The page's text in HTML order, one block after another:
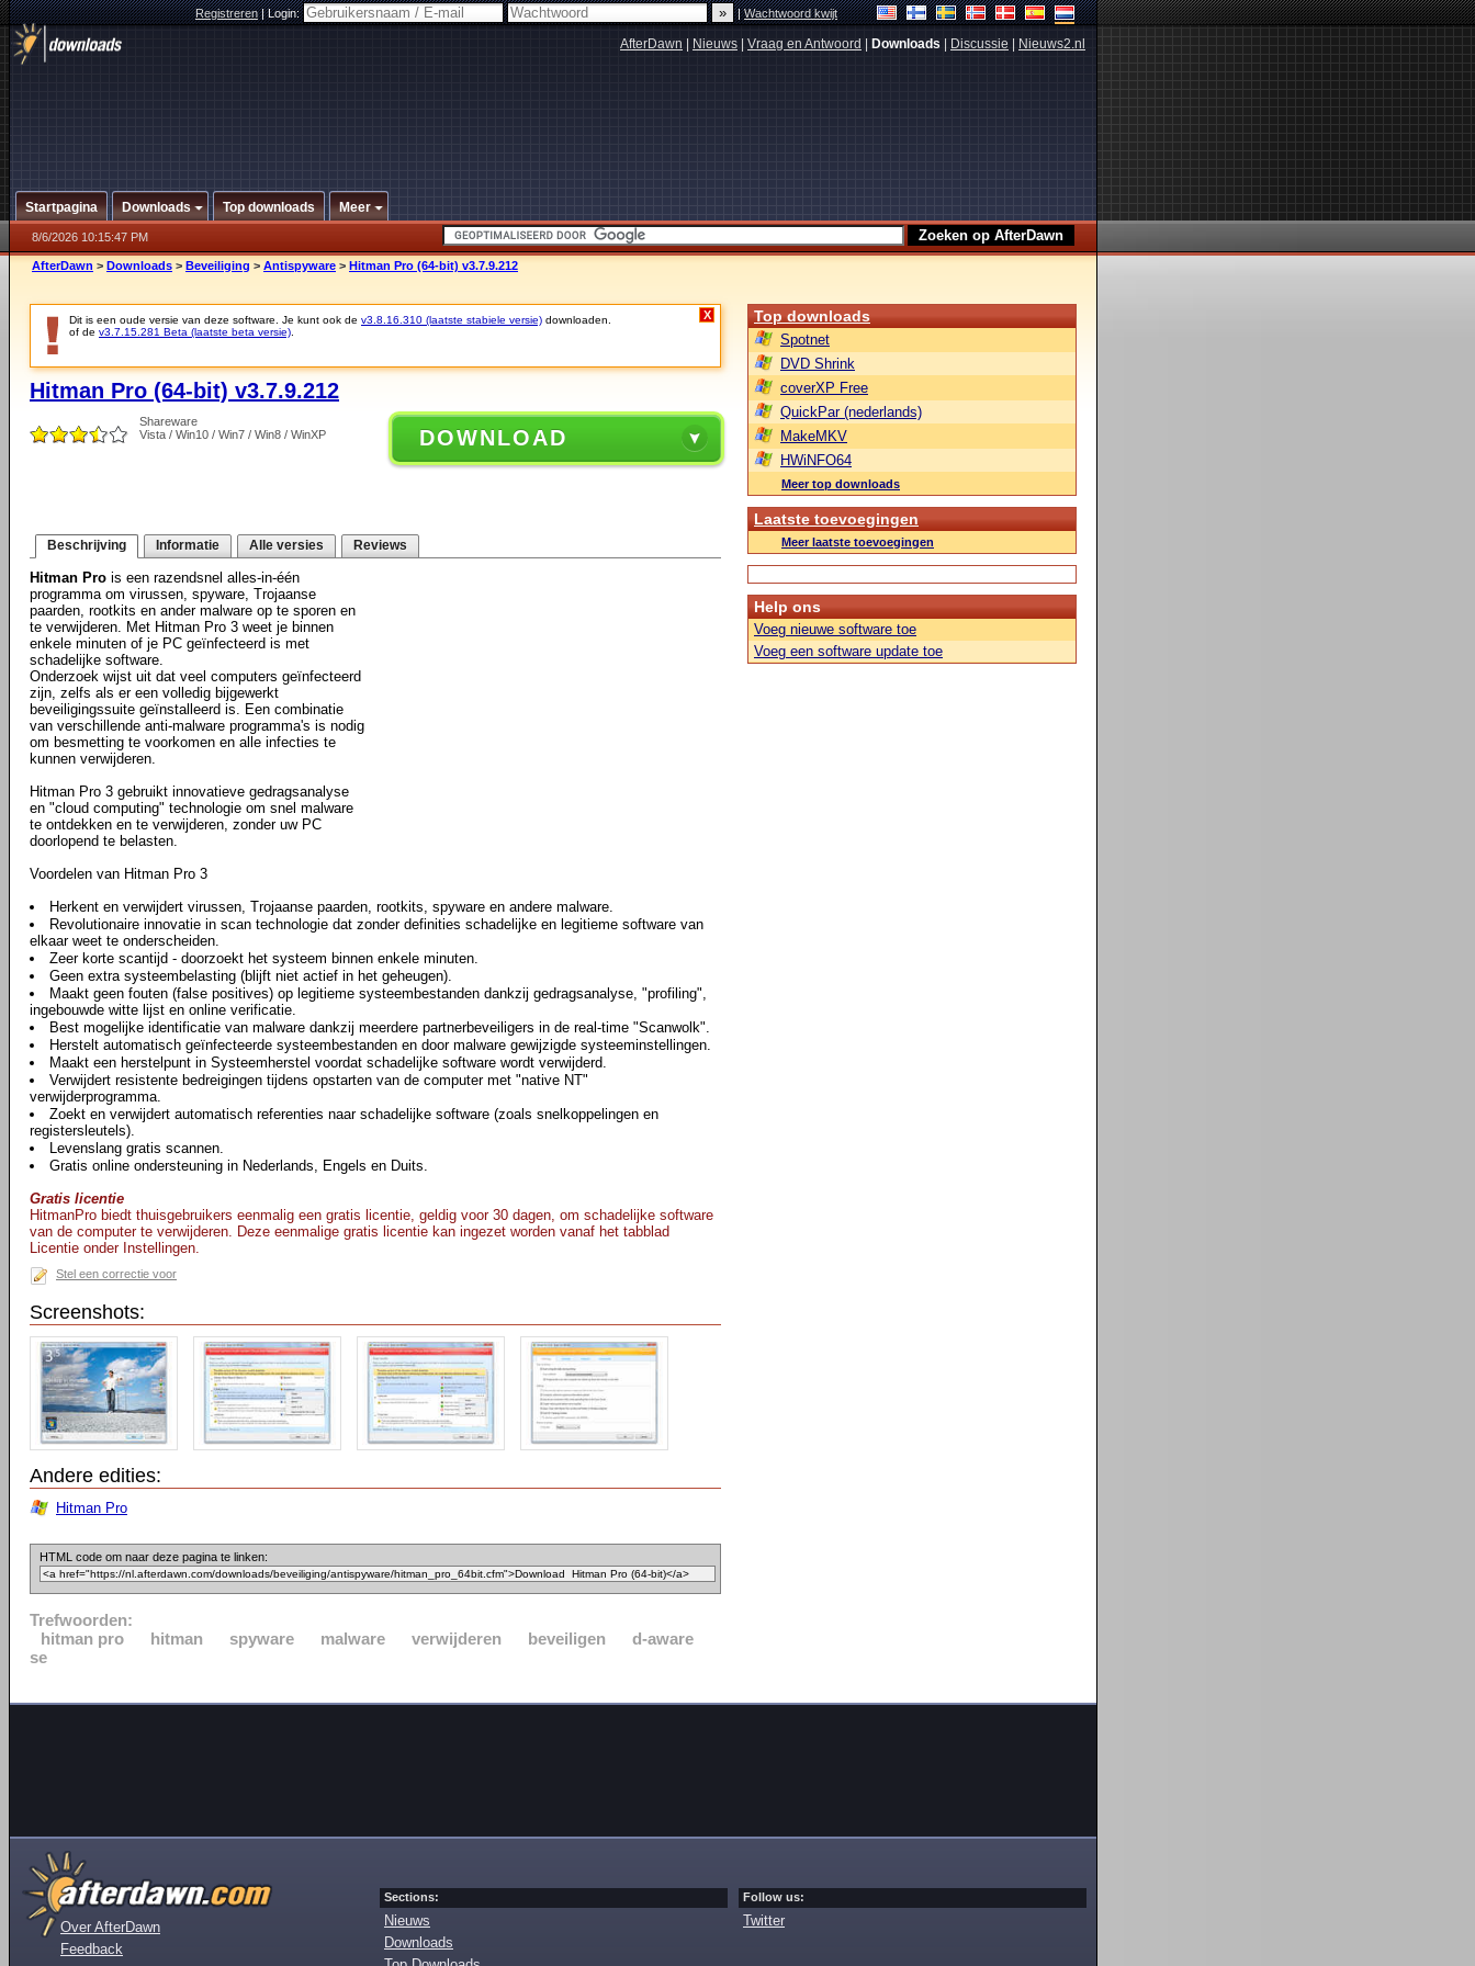
Registreren|Login: |Wachtwoord kwijt
AfterDawn Nieuws Vraag en Antwoord Downloads Discussie Nieuws2.nl
Startpagina Downloads Top downloads Meer
8/6/2026 10:15:47 PM
AfterDawn > Downloads > Beveiliging > Antispyware > Hitman Pro (64-bit) v3.7.9.212
Dit is een oude versie van deze software. Je kunt ook de v3.8.16.310 (laatste stabiele versie) downloaden.
of de v3.7.15.281 Beta (laatste beta versie)
X
Hitman Pro (64-bit) v3.7.9.212
Shareware
Vista / Win10 / Win7 / Win8 / WinXP
DOWNLOAD
Beschrijving Informatie Alle versies Reviews
Hitman Pro is een razendsnel alles-in-één
programma om virussen, spyware, Trojaanse
paarden, rootkits en ander malware op te sporen en
te verwijderen. Met Hitman Pro 3 weet je binnen
enkele minuten of je PC geïnfecteerd is met
schadelijke software.
Onderzoek wijst uit dat veel computers geïnfecteerd
zijn, zelfs als er een volledig bijgewerkt
beveiligingssuite geïnstalleerd is. Een combinatie
van verschillende anti-malware programma's is nodig
om besmetting te voorkomen en alle infecties te
kunnen verwijderen.
Hitman Pro 3 gebruikt innovatieve gedragsanalyse
en "cloud computing" technologie om snel malware
te ontdekken en te verwijderen, zonder uw PC
doorlopend te belasten.
Voordelen van Hitman Pro 3
Herkent en verwijdert virussen, Trojaanse paarden, rootkits, spyware en andere malware.
Revolutionaire innovatie in scan technologie dat zonder definities schadelijke en legitieme software van
elkaar weet te onderscheiden.
Zeer korte scantijd - doorzoekt het systeem binnen enkele minuten.
Geen extra systeembelasting (blijft niet actief in het geheugen).
Maakt geen fouten (false positives) op legitieme systeembestanden dankzij gedragsanalyse, "profiling",
ingebouwde witte lijst en online verificatie.
Best mogelijke identificatie van malware dankzij meerdere partnerbeveiligers in de real-time "Scanwolk".
Herstelt automatisch geïnfecteerde systeembestanden en door malware gewijzigde systeeminstellingen.
Maakt een herstelpunt in Systeemherstel voordat schadelijke software wordt verwijderd.
Verwijdert resistente bedreigingen tijdens opstarten van de computer met "native NT"
verwijderprogramma.
Zoekt en verwijdert automatisch referenties naar schadelijke software (zoals snelkoppelingen en
registersleutels).
Levenslang gratis scannen.
Gratis online ondersteuning in Nederlands, Engels en Duits.
Gratis licentie
HitmanPro biedt thuisgebruikers eenmalig een gratis licentie, geldig voor 30 dagen, om schadelijke software
van de computer te verwijderen. Deze eenmalige gratis licentie kan ingezet worden vanaf het tabblad
Licentie onder Instellingen.
Stel een correctie voor
Screenshots:
Andere edities:
Hitman Pro
HTML code om naar deze pagina te linken:
Trefwoorden:
hitman pro
hitman spyware malware verwijderen beveiligen
d-aware
se
Top downloads
Spotnet
DVD Shrink
coverXP Free
QuickPar (nederlands)
MakeMKV
HWiNFO64
Meer top downloads
Laatste toevoegingen
Meer laatste toevoegingen
Help ons
Voeg nieuwe software toe
Voeg een software update toe
Over AfterDawn
Feedback
Sections:
Nieuws
Downloads
Follow us:
Twitter